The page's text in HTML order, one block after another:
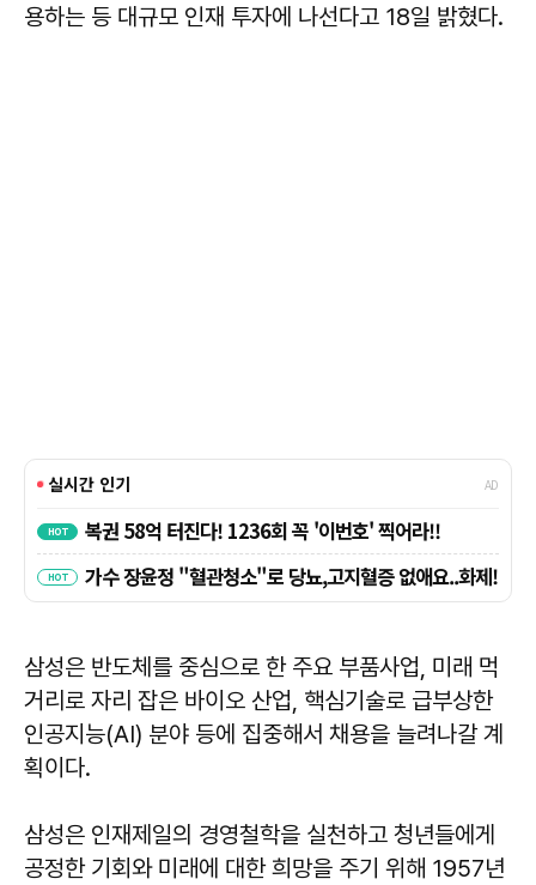
용하는 등 대규모 인재 투자에 나선다고 18일 밝혔다.
삼성은 반도체를 중심으로 한 주요 부품사업, 미래 먹
거리로 자리 잡은 바이오 산업, 핵심기술로 급부상한
인공지능(AI) 분야 등에 집중해서 채용을 늘려나갈 계
획이다.
삼성은 인재제일의 경영철학을 실천하고 청년들에게
공정한 기회와 미래에 대한 희망을 주기 위해 1957년